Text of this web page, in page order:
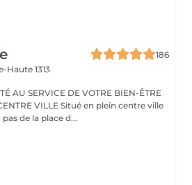
186
Haute 1313
AU SERVICE DE VOTRE BIEN-ÊTRE
en plein centre ville
de la place d...